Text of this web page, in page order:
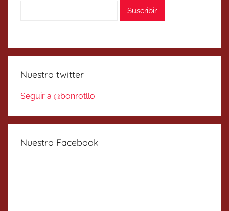
Nuestro twitter
Seguir a @bonrotllo
Nuestro Facebook